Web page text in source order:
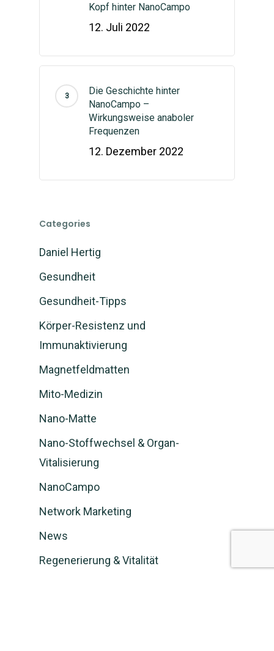
Kopf hinter NanoCampo
12. Juli 2022
Die Geschichte hinter
NanoCampo –
Wirkungsweise anaboler
Frequenzen
12. Dezember 2022
Categories
Daniel Hertig
Gesundheit
Gesundheit-Tipps
Körper-Resistenz und
Immunaktivierung
Magnetfeldmatten
Mito-Medizin
Nano-Matte
Nano-Stoffwechsel & Organ-
Vitalisierung
NanoCampo
Network Marketing
News
Regenerierung & Vitalität